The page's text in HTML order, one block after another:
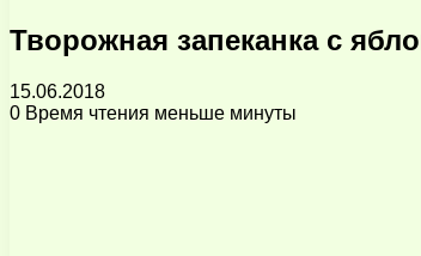
Творожная запеканка с
15.06.2018
0 Время чтения меньше минуты